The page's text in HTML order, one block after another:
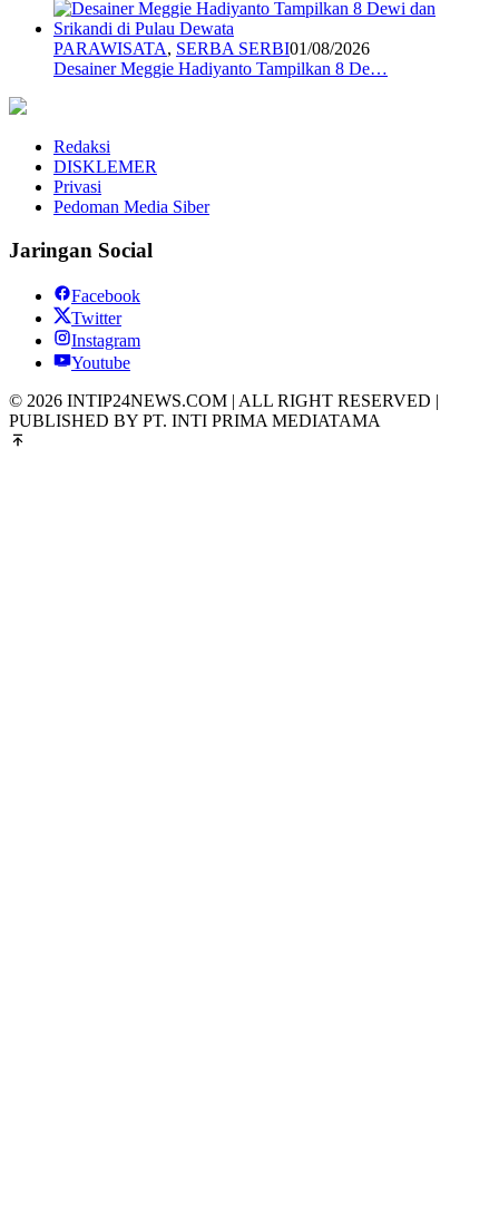
PARAWISATA, SERBA SERBI01/08/2026
Desainer Meggie Hadiyanto Tampilkan 8 De…
Redaksi
DISKLEMER
Privasi
Pedoman Media Siber
Jaringan Social
Facebook
Twitter
Instagram
Youtube
© 2026 INTIP24NEWS.COM | ALL RIGHT RESERVED |
PUBLISHED BY PT. INTI PRIMA MEDIATAMA